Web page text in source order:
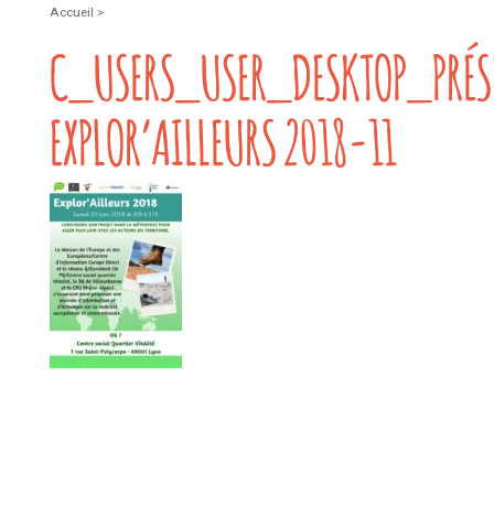
Accueil >
EXPLOR’AILLEURS 2018-11